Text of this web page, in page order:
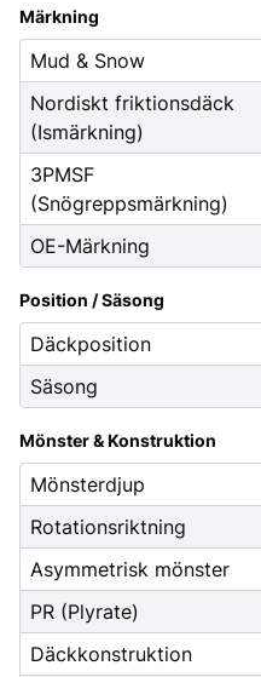
Märkning
Mud & Snow
Nordiskt friktionsdäck
(Ismärkning)
3PMSF
(Snögreppsmärkning)
OE-Märkning
Position / Säsong
Däckposition
Säsong
Mönster & Konstruktion
Mönsterdjup
Rotationsriktning
Asymmetrisk mönster
PR (Plyrate)
Däckkonstruktion